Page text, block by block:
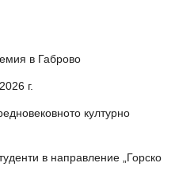
в Габрово
г.
културно
в направление „Горско